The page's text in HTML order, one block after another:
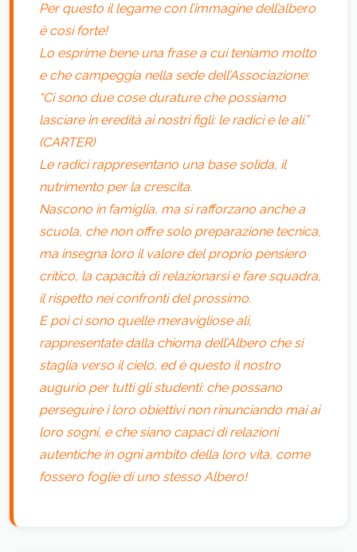
Per questo il legame con l’immagine dell’albero
è così forte!
Lo esprime bene una frase a cui teniamo molto
e che campeggia nella sede dell’Associazione:
“Ci sono due cose durature che possiamo
lasciare in eredità ai nostri figli: le radici e le ali.”
(CARTER)
Le radici rappresentano una base solida, il
nutrimento per la crescita.
Nascono in famiglia, ma si rafforzano anche a
scuola, che non offre solo preparazione tecnica,
ma insegna loro il valore del proprio pensiero
critico, la capacità di relazionarsi e fare squadra,
il rispetto nei confronti del prossimo.
E poi ci sono quelle meravigliose ali,
rappresentate dalla chioma dell’Albero che si
staglia verso il cielo, ed è questo il nostro
augurio per tutti gli studenti: che possano
perseguire i loro obiettivi non rinunciando mai ai
loro sogni, e che siano capaci di relazioni
autentiche in ogni ambito della loro vita, come
fossero foglie di uno stesso Albero!